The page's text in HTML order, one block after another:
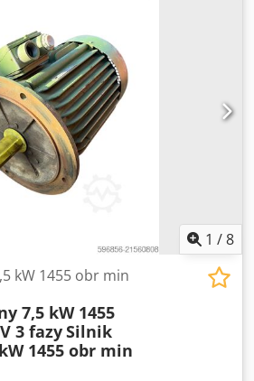
1 /8
kW 1455 obr min
7,5 kW 1455
3 fazySilnik
1455 obr min